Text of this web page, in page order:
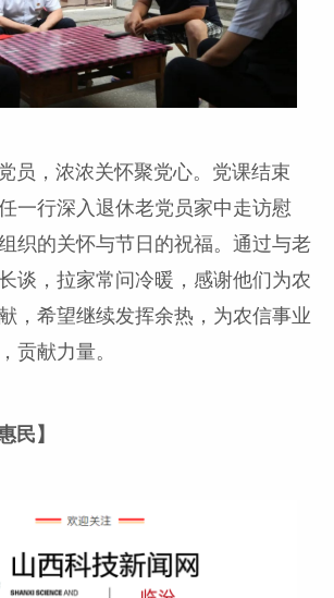
，浓浓关怀聚党心。党课结束
一行深入退休老党员家中走访慰
织的关怀与节日的祝福。通过与老
谈，拉家常问冷暖，感谢他们为农
，希望继续发挥余热，为农信事业
贡献力量。
】